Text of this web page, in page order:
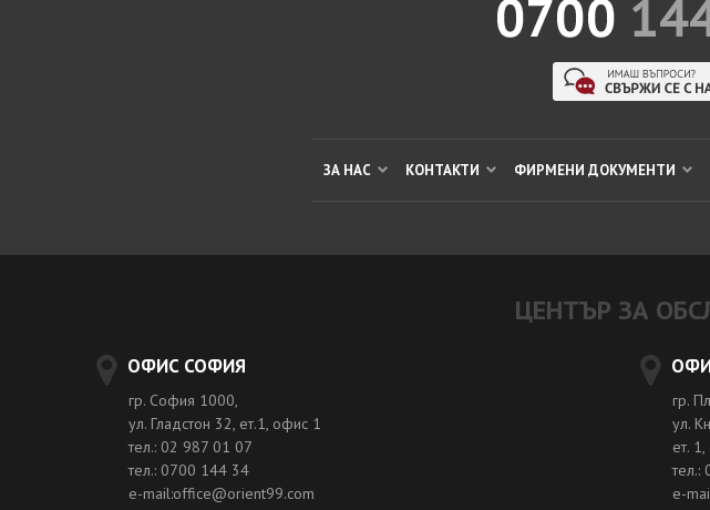
ЗА НАС КОНТАКТИ ФИРМЕНИ ДОКУМЕНТИ
ЦЕНТЪР ЗА
ОФИС СОФИЯ
гр. София 1000,
ул. Гладстон 32, ет.1, офис 1
тел.: 02 987 01 07
тел.: 0700 144 34
e-mail:office@orient99.com
гр.
ул.
ет.
e-